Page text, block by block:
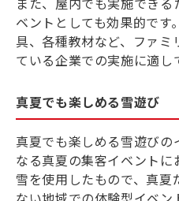
ベントとしても効果的で
具、各種教材など、ファ
ている企業での実施に適し
真夏でも楽しめる雪遊び
真夏でも楽しめる雪遊び
なる真夏の集客イベントに
雪を使用したもので、真